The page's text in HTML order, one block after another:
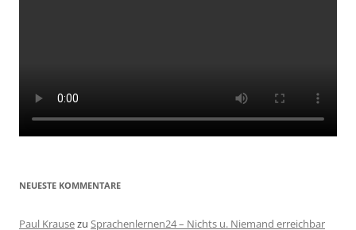
NEUESTE KOMMENTARE
Paul Krausezu Sprachenlernen24 – Nichts u. Niemand erreichbar